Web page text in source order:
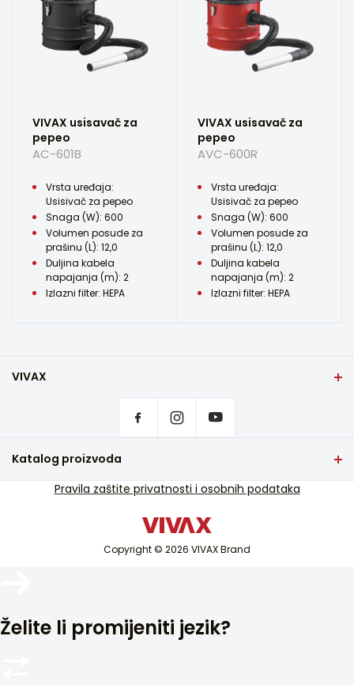
VIVAX usisavač za
pepeo
AC-601B
Vrsta uređaja:
Usisivač za pepeo
Snaga (W): 600
Volumen posude za
prašinu (L): 12,0
Duljina kabela
napajanja (m): 2
Izlazni filter: HEPA
VIVAX usisavač za
pepeo
AVC-600R
Vrsta uređaja:
Usisivač za pepeo
Snaga (W): 600
Volumen posude za
prašinu (L): 12,0
Duljina kabela
napajanja (m): 2
Izlazni filter: HEPA
VIVAX
Česta pitanja
Servisna podrška u jamstvu
Katalog proizvoda
TV i audio
Copyright © 2026 VIVAX Brand
Pravila zaštite privatnosti i osobnih podataka
Želite li promijeniti jezik?